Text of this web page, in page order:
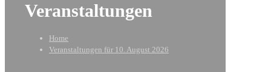
Veranstaltungen
Home
Veranstaltungen für 10. August 2026